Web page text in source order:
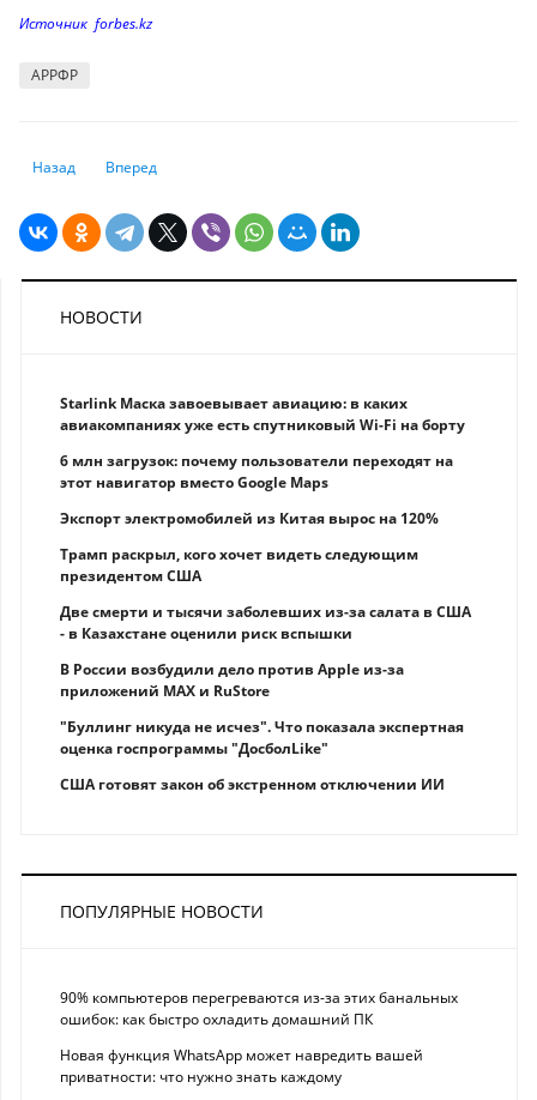
Источник forbes.kz
АРРФР
Предыдущий: Какой курс тенге и инфляцию ожидают эксперты
Назад Следующий: Как работает Альфа-банк Казахстан
Вперед
НОВОСТИ
Starlink Маска завоевывает авиацию: в каких
авиакомпаниях уже есть спутниковый Wi-Fi на борту
6 млн загрузок: почему пользователи переходят на
этот навигатор вместо Google Maps
Экспорт электромобилей из Китая вырос на 120%
Трамп раскрыл, кого хочет видеть следующим
президентом США
Две смерти и тысячи заболевших из-за салата в США
- в Казахстане оценили риск вспышки
В России возбудили дело против Apple из-за
приложений MAX и RuStore
"Буллинг никуда не исчез". Что показала экспертная
оценка госпрограммы "ДосболLike"
США готовят закон об экстренном отключении ИИ
ПОПУЛЯРНЫЕ НОВОСТИ
90% компьютеров перегреваются из-за этих банальных
ошибок: как быстро охладить домашний ПК
Новая функция WhatsApp может навредить вашей
приватности: что нужно знать каждому